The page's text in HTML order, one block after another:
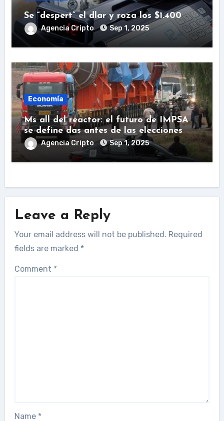
Se “despert” el dlar y roza los $1.400
Agencia Cripto Sep 1, 2025
Economía
Ms all del reactor: el futuro de IMPSA
se define das antes de las elecciones
Agencia Cripto Sep 1, 2025
Leave a Reply
Your email address will not be published. Required
fields are marked *
Comment *
Name *